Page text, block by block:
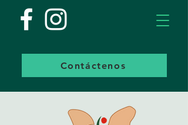
Contáctenos